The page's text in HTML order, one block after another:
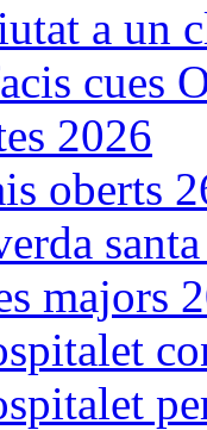
a un
cues
2026
oberts
majors